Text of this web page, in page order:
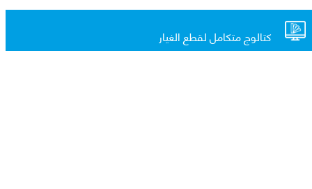
كتالوج متكامل لقطع الغيار